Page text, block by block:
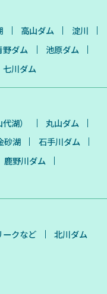
高山ダム
淀川
野ダム
池原ダム
七川ダム
湖）
丸山ダム
砂湖
石手川ダム
鹿野川ダム
ークなど 北川ダム